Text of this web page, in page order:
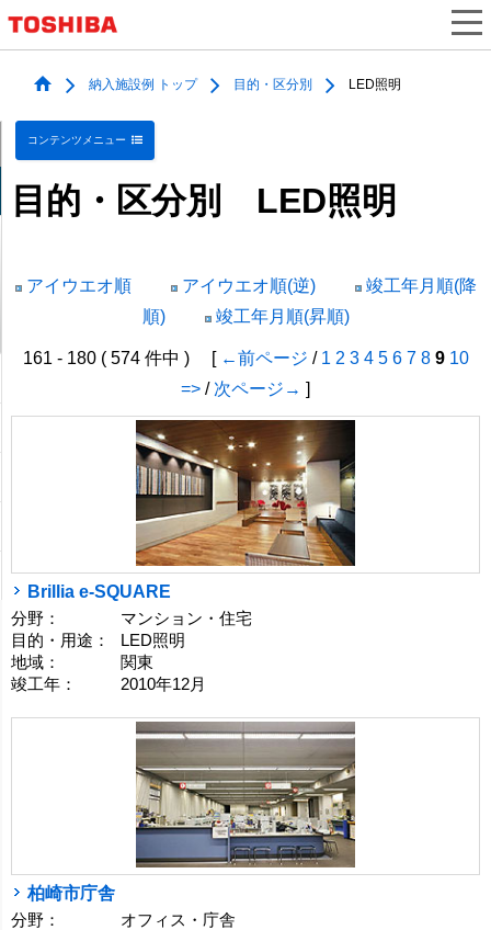
納入施設例 トップ 目的・区分別 LED照明
コンテンツメニュー
目的・区分別 LED照明
アイウエオ順 アイウエオ順(逆)
竣工年月順(降
順)
竣工年月順(昇順)
161 - 180 ( 574 件中 ) [ ←前ページ / 1 2 3 4 5 6 7 8 9 10
=> / 次ページ→ ]
Brillia e-SQUARE
分野：
マンション・住宅
目的・用途：
LED照明
地域：
関東
竣工年：
2010年12月
柏崎市庁舎
分野：
オフィス・庁舎